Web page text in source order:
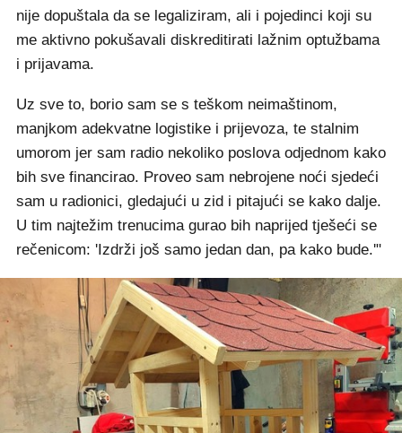
nije dopuštala da se legaliziram, ali i pojedinci koji su
me aktivno pokušavali diskreditirati lažnim optužbama
i prijavama.
Uz sve to, borio sam se s teškom neimaštinom,
manjkom adekvatne logistike i prijevoza, te stalnim
umorom jer sam radio nekoliko poslova odjednom kako
bih sve financirao. Proveo sam nebrojene noći sjedeći
sam u radionici, gledajući u zid i pitajući se kako dalje.
U tim najtežim trenucima gurao bih naprijed tješeći se
rečenicom: 'Izdrži još samo jedan dan, pa kako bude.'"